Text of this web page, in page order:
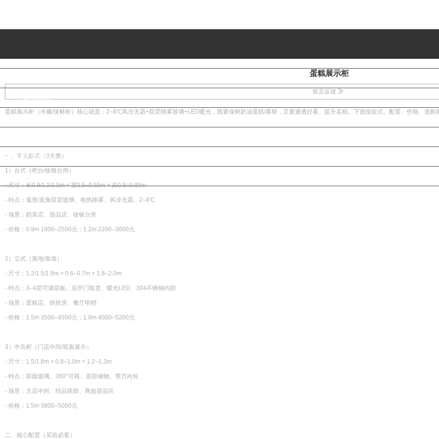
面包展柜
干果展示柜
瓜子展示柜
公司介绍
联系我们
蛋糕展示柜
留言反馈
蛋糕展示柜（冷藏/保鲜柜）核心就是：2–8℃风冷无霜+双层除雾玻璃+LED暖光，既要保鲜奶油蛋糕/慕斯，又要通透好看、提升卖相。下面按款式、配置、价格、选购
一、常见款式（3大类）
1）台式（吧台/收银台用）
- 尺寸：长0.9/1.2/1.5m × 宽0.5–0.55m × 高0.8–0.85m
- 特点：弧形/直角双层玻璃、电热除雾、风冷无霜、2–8℃
- 场景：奶茶店、甜品店、收银台旁
- 价格：0.9m 1800–2500元；1.2m 2200–3000元
2）立式（落地/靠墙）
- 尺寸：1.2/1.5/1.8m × 0.6–0.7m × 1.8–2.0m
- 特点：3–4层可调层板、后开门取货、暖光LED、304不锈钢内胆
- 场景：蛋糕店、烘焙房、餐厅明档
- 价格：1.5m 3500–4500元；1.8m 4000–5200元
3）中岛柜（门店中间/双面展示）
- 尺寸：1.5/1.8m × 0.8–1.0m × 1.2–1.3m
- 特点：双面玻璃、360°可视、底部储物、带万向轮
- 场景：大店中间、经品烘焙、商超甜品区
- 价格：1.5m 3800–5000元
二、核心配置（买前必看）